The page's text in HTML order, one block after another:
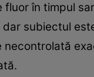
în timpul
subiectul